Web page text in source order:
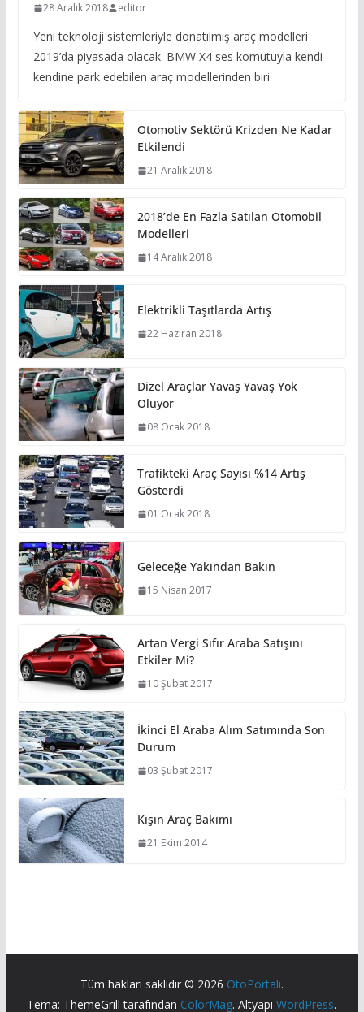
28 Aralık 2018 editor
Yeni teknoloji sistemleriyle donatılmış araç modelleri
2019’da piyasada olacak. BMW X4 ses komutuyla kendi
kendine park edebilen araç modellerinden biri
Otomotiv Sektörü Krizden Ne Kadar
Etkilendi
21 Aralık 2018
2018’de En Fazla Satılan Otomobil
Modelleri
14 Aralık 2018
Elektrikli Taşıtlarda Artış
22 Haziran 2018
Dizel Araçlar Yavaş Yavaş Yok
Oluyor
08 Ocak 2018
Trafikteki Araç Sayısı %14 Artış
Gösterdi
01 Ocak 2018
Geleceğe Yakından Bakın
15 Nisan 2017
Artan Vergi Sıfır Araba Satışını
Etkiler Mi?
10 Şubat 2017
İkinci El Araba Alım Satımında Son
Durum
03 Şubat 2017
Kışın Araç Bakımı
21 Ekim 2014
Tüm hakları saklıdır © 2026 OtoPortalı.
Tema: ThemeGrill tarafından ColorMag. AltyapıWordPress.